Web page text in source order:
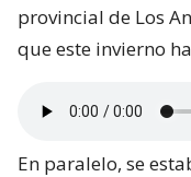
provincial de Los
que este invierno
En paralelo, se